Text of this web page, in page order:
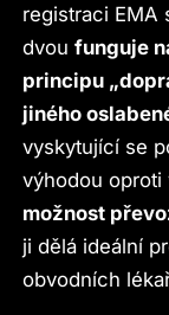
registraci EMA
dvoufunguje
principu
jiného
vyskytující se
výhodou oproti
možnost
ji dělá ideální
obvodních